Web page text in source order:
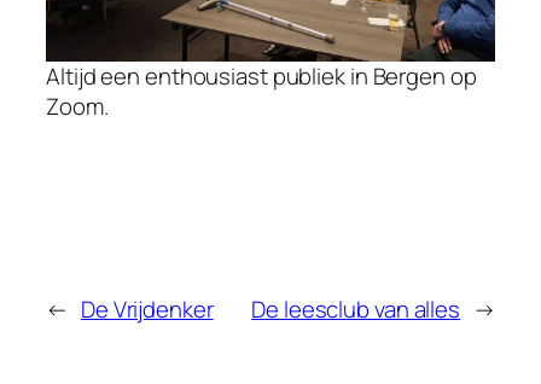
Altijd een enthousiast publiek in Bergen op
Zoom.
← De Vrijdenker De leesclub van alles →